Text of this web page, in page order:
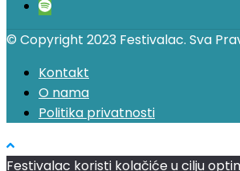
© Copyright 2023 Festivalac. Sva
Kontakt
O nama
Politika privatnosti
Festivalac koristi kolačiće u cilju